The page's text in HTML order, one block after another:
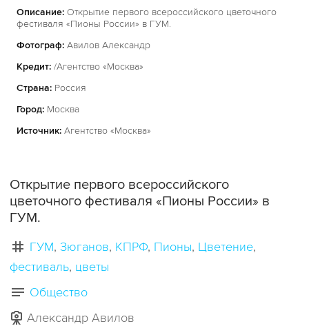
Описание: Открытие первого всероссийского цветочного
фестиваля «Пионы России» в ГУМ.
Фотограф: Авилов Александр
Кредит: /Агентство «Москва»
Страна: Россия
Город: Москва
Источник: Агентство «Москва»
Открытие первого всероссийского
цветочного фестиваля «Пионы России» в
ГУМ.
ГУМ Зюганов КПРФ Пионы Цветение
фестиваль цветы
Общество
Александр Авилов